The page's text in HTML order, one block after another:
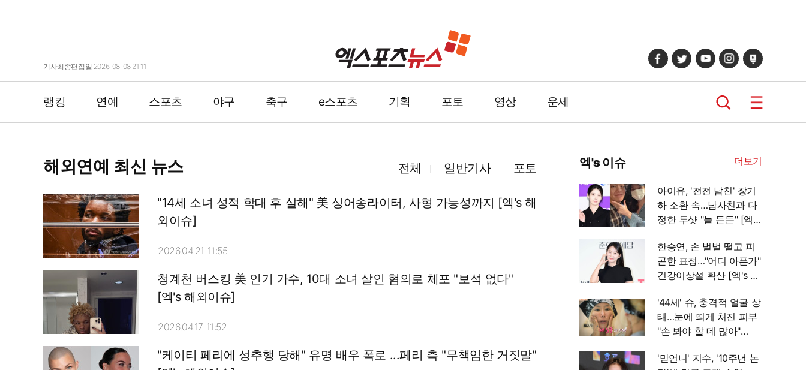
기사최종편집일 2026-08-08 21:11
랭킹 연예 스포츠 야구 축구 e스포츠 기획 포토 영상 운세
해외연예 최신 뉴스 전체 일반기사 포토
"14세 소녀 성적 학대 후 살해" 美 싱어송라이터, 사형 가능성까지 [엑's 해
외이슈]
2026.04.21 11:55
청계천 버스킹 美 인기 가수, 10대 소녀 살인 혐의로 체포 "보석 없다"
[엑's 해외이슈]
2026.04.17 11:52
"케이티 페리에 성추행 당해" 유명 배우 폭로 ...페리 측 "무책임한 거짓말"
엑's 이슈 더보기
아이유, '전전 남친' 장기
하 소환 속…남사친과 다
정한 투샷 "늘 든든" [엑's
한승연, 손 벌벌 떨고 피
곤한 표정…"어디 아픈가"
건강이상설 확산 [엑's 이
'44세' 슈, 충격적 얼굴 상
태…눈에 띄게 처진 피부
"손 봐야 할 데 많아"
'맏언니' 지수, '10주년 논